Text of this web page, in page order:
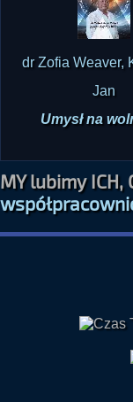
dr Zofia Weaver,
Jan
Umysł na